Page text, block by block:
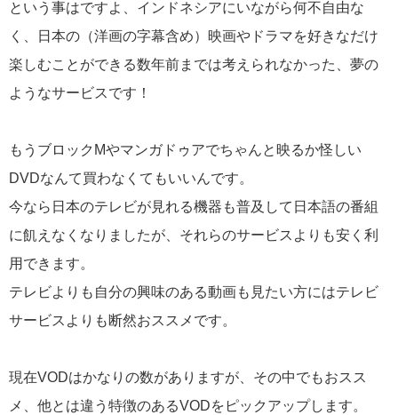
という事はですよ、インドネシアにいながら何不自由な
く、日本の（洋画の字幕含め）映画やドラマを好きなだけ
楽しむことができる数年前までは考えられなかった、夢の
ようなサービスです！
もうブロックMやマンガドゥアでちゃんと映るか怪しい
DVDなんて買わなくてもいいんです。
今なら日本のテレビが見れる機器も普及して日本語の番組
に飢えなくなりましたが、それらのサービスよりも安く利
用できます。
テレビよりも自分の興味のある動画も見たい方にはテレビ
サービスよりも断然おススメです。
現在VODはかなりの数がありますが、その中でもおスス
メ、他とは違う特徴のあるVODをピックアップします。